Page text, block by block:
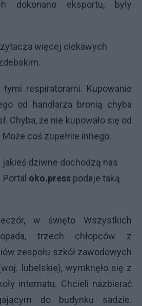
dokonano eksportu, były
więcej ciekawych
respiratorami. Kupowanie
od handlarza bronią chyba
Chyba, że nie kupowało się od
coś zupełnie innego.
dziwne dochodzą nas
oko.press podaje taką
w święto Wszystkich
trzech chłopców z
zespołu szkół zawodowych
lubelskie), wymknęło się z
internatu. Chcieli nazbierać
do budynku sadzie.